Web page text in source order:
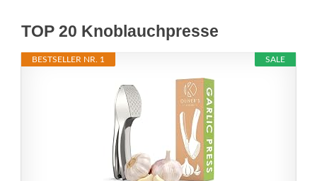
TOP 20 Knoblauchpresse
SALE
BESTSELLER NR. 1